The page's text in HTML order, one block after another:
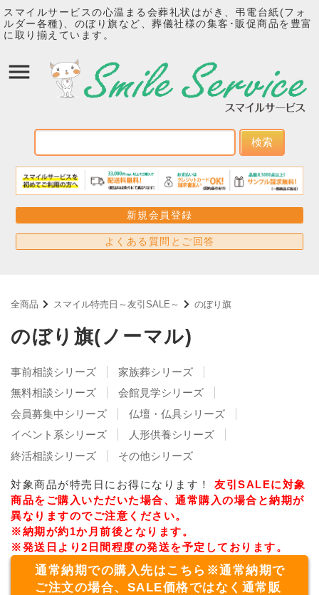
スマイルサービスの心温まる会葬礼状はがき、弔電台紙(フォ
ルダー各種)、のぼり旗など、葬儀社様の集客･販促商品を豊富
に取り揃えています。
検索
新規会員登録
よくある質問とご回答
全商品 スマイル特売日～友引SALE～ のぼり旗
のぼり旗(ノーマル)
事前相談シリーズ
家族葬シリーズ
無料相談シリーズ
会館見学シリーズ
会員募集中シリーズ
仏壇・仏具シリーズ
イベント系シリーズ
人形供養シリーズ
終活相談シリーズ
その他シリーズ
対象商品が特売日にお得になります！ 友引SALEに対象
商品をご購入いただいた場合、通常購入の場合と納期が
異なりますのでご注意ください。
※納期が約1か月前後となります。
※発送日より2日間程度の発送を予定しております。
通常納期での購入先はこちら※通常納期で
ご注文の場合、SALE価格ではなく通常販